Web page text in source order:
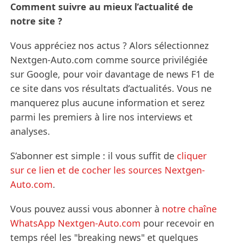
Comment suivre au mieux l’actualité de
notre site ?
Vous appréciez nos actus ? Alors sélectionnez
Nextgen-Auto.com comme source privilégiée
sur Google, pour voir davantage de news F1 de
ce site dans vos résultats d’actualités. Vous ne
manquerez plus aucune information et serez
parmi les premiers à lire nos interviews et
analyses.
S’abonner est simple : il vous suffit de cliquer
sur ce lien et de cocher les sources Nextgen-
Auto.com.
Vous pouvez aussi vous abonner à notre chaîne
WhatsApp Nextgen-Auto.com pour recevoir en
temps réel les "breaking news" et quelques